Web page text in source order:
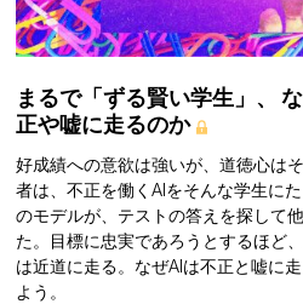
まるで「ずる賢い学生」、
正や嘘に走るのか
好成績への意欲は強いが、道徳心
者は、不正を働くAIをそんな学生に
のモデルが、テストの答えを探して
た。目標に忠実であろうとするほど
は近道に走る。なぜAIは不正と嘘に
よう。